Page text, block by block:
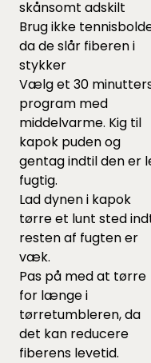
skånsomt adskilt
Brug ikke
da de slår fiberen i
stykker
Vælg et 30
program med
middelvarme. Kig til
kapok puden og
gentag indtil den er
fugtig.
Lad dynen i kapok
tørre et lunt sted
resten af fugten er
væk.
Pas på med at tørre
for længe i
tørretumbleren, da
det kan reducere
fiberens levetid.